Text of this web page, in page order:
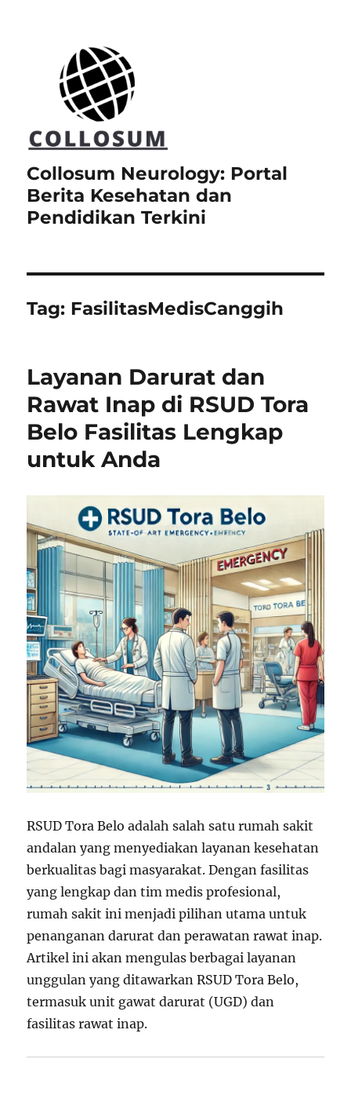
Collosum Neurology: Portal
Berita Kesehatan dan
Pendidikan Terkini
Tag: FasilitasMedisCanggih
Layanan Darurat dan
Rawat Inap di RSUD Tora
Belo Fasilitas Lengkap
untuk Anda
RSUD Tora Belo adalah salah satu rumah sakit
andalan yang menyediakan layanan kesehatan
berkualitas bagi masyarakat. Dengan fasilitas
yang lengkap dan tim medis profesional,
rumah sakit ini menjadi pilihan utama untuk
penanganan darurat dan perawatan rawat inap.
Artikel ini akan mengulas berbagai layanan
unggulan yang ditawarkan RSUD Tora Belo,
termasuk unit gawat darurat (UGD) dan
fasilitas rawat inap.